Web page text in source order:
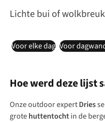
Lichte bui of
Voor elke dag Voor
Hoe werd deze lijst
Onze outdoor expertDries
grotehuttentochtin de